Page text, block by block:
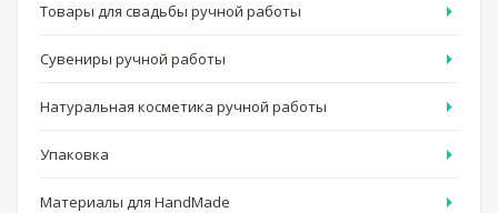
Товары для свадьбы ручной работы
Сувениры ручной работы
Натуральная косметика ручной работы
Упаковка
Материалы для HandMade